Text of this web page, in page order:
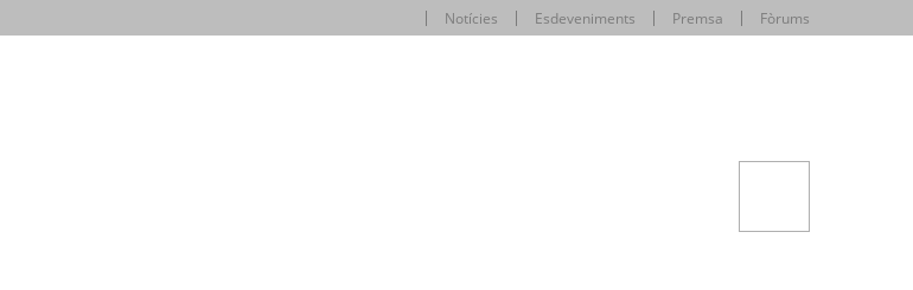
Notícies Esdeveniments Premsa Fòrums